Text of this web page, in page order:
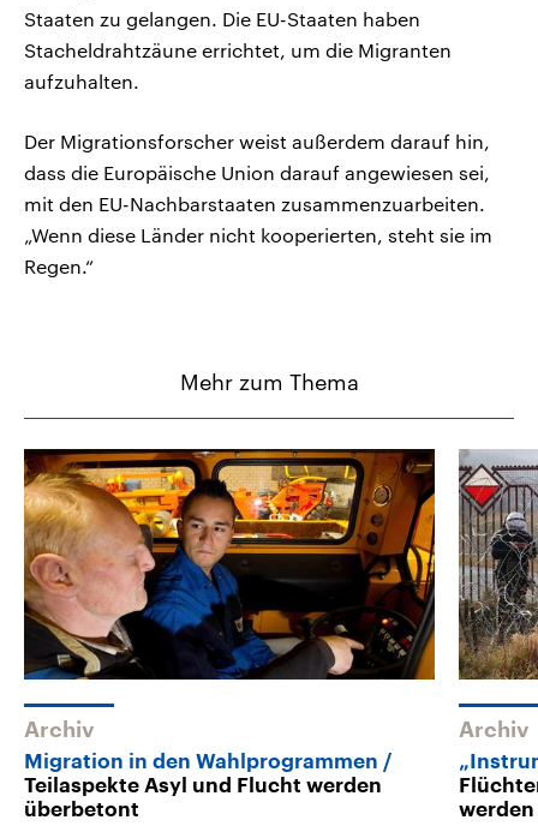
Staaten zu gelangen. Die EU-Staaten haben
Stacheldrahtzäune errichtet, um die Migranten
aufzuhalten.
Der Migrationsforscher weist außerdem darauf hin,
dass die Europäische Union darauf angewiesen sei,
mit den EU-Nachbarstaaten zusammenzuarbeiten.
„Wenn diese Länder nicht kooperierten, steht sie im
Regen.“
Mehr zum Thema
Archiv
Migration in den Wahlprogrammen
Teilaspekte Asyl und Flucht werden
überbetont
Archiv
werden